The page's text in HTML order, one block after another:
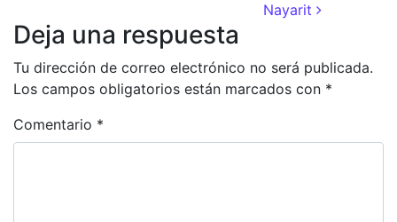
Nayarit
Deja una respuesta
Tu dirección de correo electrónico no será publicada.
Los campos obligatorios están marcados con *
Comentario *